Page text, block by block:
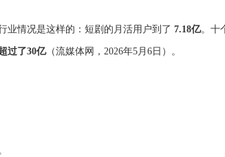
业情况是这样的：短剧的月活用户到了 7.18亿。十
过了30亿（流媒体网，2026年5月6日）。